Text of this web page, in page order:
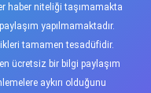
haber niteliği taşımamakta
yapılmamaktadır.
tamamen tesadüfidir.
ücretsiz bir bilgi paylaşım
aykırı olduğunu